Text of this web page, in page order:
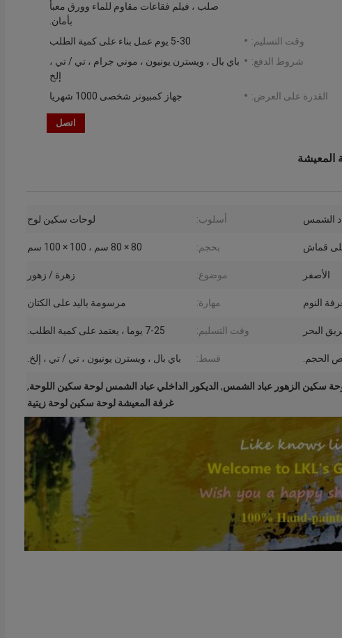
صلب ، فيلم فقاعات مقاوم للماء وورق معبأ
بأمان.
وقت التسليم:
5-30 يوم عمل بناء على كمية الطلب
شروط الدفع:
باي بال ، ويسترن يونيون ، موني جرام ، تي / تي ،
إلخ
القدرة على العرض:
جهاز كمبيوتر شخصى 1000 شهريا
اتصل
المعيشة
الشمس أسلوب: لوحات سكين لوح
قماش بحجم: 80 × 80 سم ، 100 × 100 سم
الأصفر موضوع: زهرة / زهور
النوم مهارة: مرسومة باليد على الكتان
وقت التسليم: 7-25 يوما ، يعتمد على كمية الطلب.
الحجم. قسط: باي بال ، ويسترن يونيون ، تي / تي ، إلخ.
سكين الزهور عباد الشمس, الديكور الداخلي عباد الشمس لوحة سكين اللوحة,
غرفة المعيشة لوحة سكين لوحة زيتية